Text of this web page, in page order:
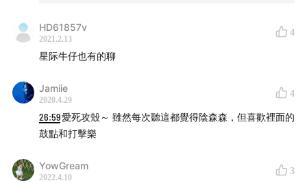
– The xx – Intro
– 川井憲次 – 傀儡謡-新世に神集いて(くぐつうた あらよ
INTRODUCTION
「Vibration 歪波音室」是一档以「音乐爱好者、乐迷」
的视角去聊任何关于音乐的一切事物的播客节目。旨在让
更多对音乐有感知力、有兴趣的人，去听、去了解这世界
上更丰富的音乐，并且能试着去发现这些丰富之中所蕴含
HD61857v
2021.2.13
4
星际牛仔也有的聊
Jamiie
2020.4.29
4
26:59愛死攻殼～ 雖然每次聽這都覺得陰森森，但喜歡裡面的
鼓點和打擊樂
YowGream
2022.4.10
3